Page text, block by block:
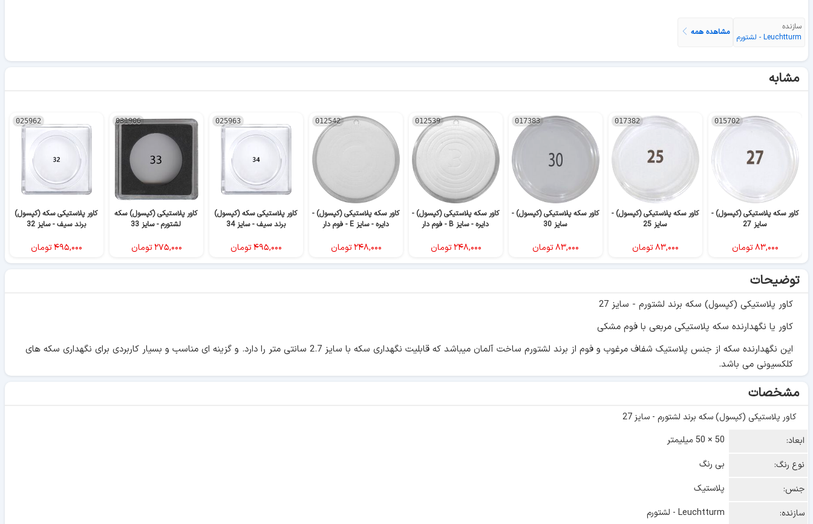
سازنده
Leuchtturm - لشتورم
مشاهده همه
مشابه
015702
کاور سکه پلاستیکی (کپسول) -
سایز 27
۸۳,۰۰۰تومان
017382
کاور سکه پلاستیکی (کپسول) -
سایز 25
۸۳,۰۰۰تومان
017383
کاور سکه پلاستیکی (کپسول) -
سایز 30
۸۳,۰۰۰تومان
012539
کاور سکه پلاستیکی (کپسول) -
دایره - سایز B - فوم دار
۲۴۸,۰۰۰تومان
012542
کاور سکه پلاستیکی (کپسول) -
دایره - سایز E - فوم دار
۲۴۸,۰۰۰تومان
025963
کاور پلاستیکی سکه (کپسول)
برند سیف - سایز 34
۴۹۵,۰۰۰تومان
031906
کاور پلاستیکی (کپسول) سکه
لشتورم - سایز 33
۲۷۵,۰۰۰تومان
025962
کاور پلاستیکی سکه (کپسول)
برند سیف - سایز 32
۴۹۵,۰۰۰تومان
توضیحات
کاور پلاستیکی (کپسول) سکه برند لشتورم - سایز 27
کاور یا نگهدارنده سکه پلاستیکی مربعی با فوم مشکی
این نگهدارنده سکه از جنس پلاستیک شفاف مرغوب و فوم از برند لشتورم ساخت آلمان میباشد که قابلیت نگهداری سکه با سایز 2.7 سانتی متر را دارد. و گزینه ای مناسب و بسیار کاربردی برای نگهداری سکه های
کلکسیونی می باشد.
مشخصات
کاور پلاستیکی (کپسول) سکه برند لشتورم - سایز 27
ابعاد:
50 × 50 میلیمتر
نوع رنگ:
بی رنگ
جنس:
پلاستیک
سازنده:
Leuchtturm - لشتورم